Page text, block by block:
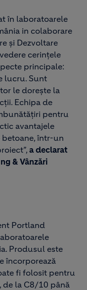
în laboratoarele
in colaborare
şi Dezvoltare
cerințele
principale:
lucru. Sunt
le dorește la
Echipa de
pentru
avantajele
într-un
a declarat
& Vânzări
Portland
Produsul este
încorporează
fi folosit pentru
de la C8/10 până